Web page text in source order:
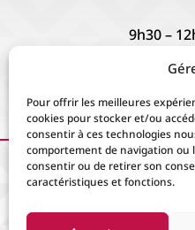
Pour offrir les meilleures
cookies pour stocker et/ou
consentir à ces technologies
comportement de navigation ou
consentir ou de retirer son
caractéristiques et fonctions.
9h30 –